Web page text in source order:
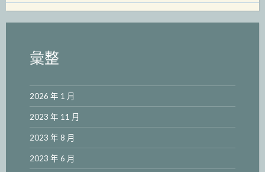
彙整
2026 年 1 月
2023 年 11 月
2023 年 8 月
2023 年 6 月